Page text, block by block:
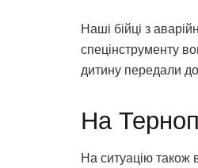
Наші бійці з
спецінструменту
дитину передали
На
На ситуацію також